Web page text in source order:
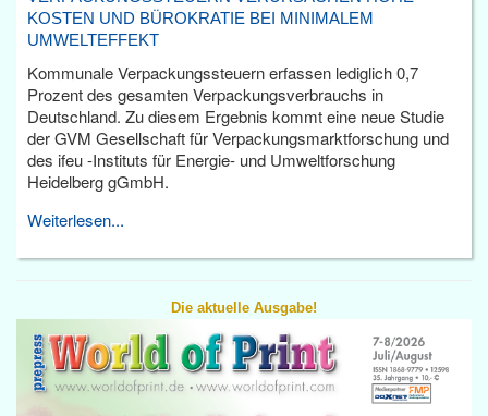
KOSTEN UND BÜROKRATIE BEI MINIMALEM
UMWELTEFFEKT
Kommunale Verpackungssteuern erfassen lediglich 0,7
Prozent des gesamten Verpackungsverbrauchs in
Deutschland. Zu diesem Ergebnis kommt eine neue Studie
der GVM Gesellschaft für Verpackungsmarktforschung und
des ifeu -Instituts für Energie- und Umweltforschung
Heidelberg gGmbH.
Weiterlesen...
Die aktuelle Ausgabe!